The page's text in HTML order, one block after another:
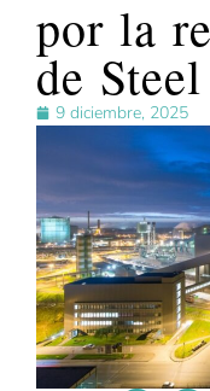
por la
de
9 diciembre, 2025